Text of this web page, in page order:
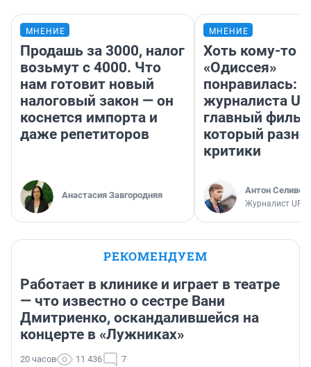
МНЕНИЕ
Продашь за 3000, налог
возьмут с 4000. Что
нам готовит новый
налоговый закон — он
коснется импорта и
даже репетиторов
Анастасия Завгородняя
МНЕНИЕ
Хоть кому-то
«Одиссея»
понравилась:
журналиста
главный
который
критики
Антон
Журналист
РЕКОМЕНДУЕМ
Работает в клинике и играет в театре
— что известно о сестре Вани
Дмитриенко, оскандалившейся на
концерте в «Лужниках»
20 часов 11 436 7